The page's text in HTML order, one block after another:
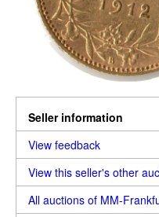
Seller information
View feedback
View this seller's other
All auctions of MM-